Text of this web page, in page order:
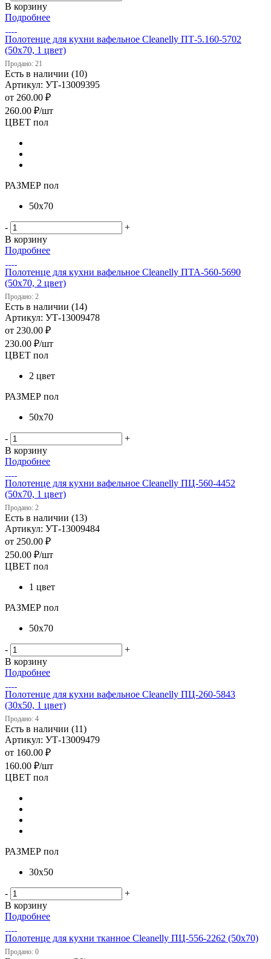
В корзину
Подробнее
Полотенце для кухни вафельное Cleanelly ПТ-5.160-5702
(50х70, 1 цвет)
Продано: 21
Есть в наличии (10)
Артикул: УТ-13009395
от 260.00 ₽
260.00 ₽/шт
ЦВЕТ пол
РАЗМЕР пол
50х70
-
+
В корзину
Подробнее
Полотенце для кухни вафельное Cleanelly ПТА-560-5690
(50х70, 2 цвет)
Продано: 2
Есть в наличии (14)
Артикул: УТ-13009478
от 230.00 ₽
230.00 ₽/шт
ЦВЕТ пол
2 цвет
РАЗМЕР пол
50х70
-
+
В корзину
Подробнее
Полотенце для кухни вафельное Cleanelly ПЦ-560-4452
(50х70, 1 цвет)
Продано: 2
Есть в наличии (13)
Артикул: УТ-13009484
от 250.00 ₽
250.00 ₽/шт
ЦВЕТ пол
1 цвет
РАЗМЕР пол
50х70
-
+
В корзину
Подробнее
Полотенце для кухни вафельное Cleanelly ПЦ-260-5843
(30х50, 1 цвет)
Продано: 4
Есть в наличии (11)
Артикул: УТ-13009479
от 160.00 ₽
160.00 ₽/шт
ЦВЕТ пол
РАЗМЕР пол
30х50
-
+
В корзину
Подробнее
Полотенце для кухни тканное Cleanelly ПЦ-556-2262 (50х70)
Продано: 0